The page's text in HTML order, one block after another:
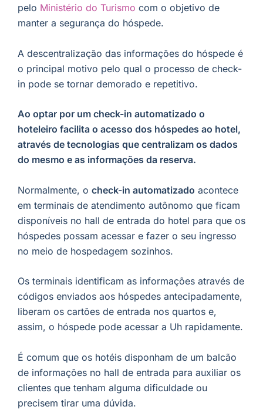
pelo Ministério do Turismo com o objetivo de
manter a segurança do hóspede.
A descentralização das informações do hóspede é
o principal motivo pelo qual o processo de check-
in pode se tornar demorado e repetitivo.
Ao optar por um check-in automatizado o
hoteleiro facilita o acesso dos hóspedes ao hotel,
através de tecnologias que centralizam os dados
do mesmo e as informações da reserva.
Normalmente, o check-in automatizado acontece
em terminais de atendimento autônomo que ficam
disponíveis no hall de entrada do hotel para que os
hóspedes possam acessar e fazer o seu ingresso
no meio de hospedagem sozinhos.
Os terminais identificam as informações através de
códigos enviados aos hóspedes antecipadamente,
liberam os cartões de entrada nos quartos e,
assim, o hóspede pode acessar a Uh rapidamente.
É comum que os hotéis disponham de um balcão
de informações no hall de entrada para auxiliar os
clientes que tenham alguma dificuldade ou
precisem tirar uma dúvida.